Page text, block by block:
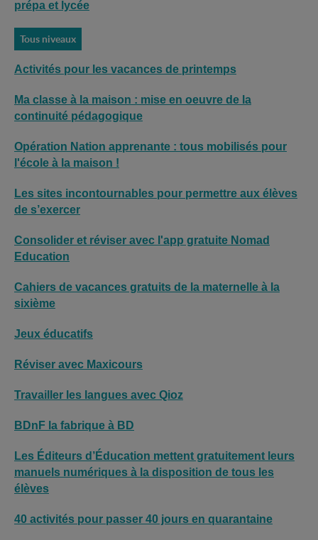
prépa et lycée
Tous niveaux
Activités pour les vacances de printemps
Ma classe à la maison : mise en oeuvre de la
continuité pédagogique
Opération Nation apprenante : tous mobilisés pour
l'école à la maison !
Les sites incontournables pour permettre aux élèves
de s’exercer
Consolider et réviser avec l'app gratuite Nomad
Education
Cahiers de vacances gratuits de la maternelle à la
sixième
Jeux éducatifs
Réviser avec Maxicours
Travailler les langues avec Qioz
BDnF la fabrique à BD
Les Éditeurs d’Éducation mettent gratuitement leurs
manuels numériques à la disposition de tous les
élèves
40 activités pour passer 40 jours en quarantaine